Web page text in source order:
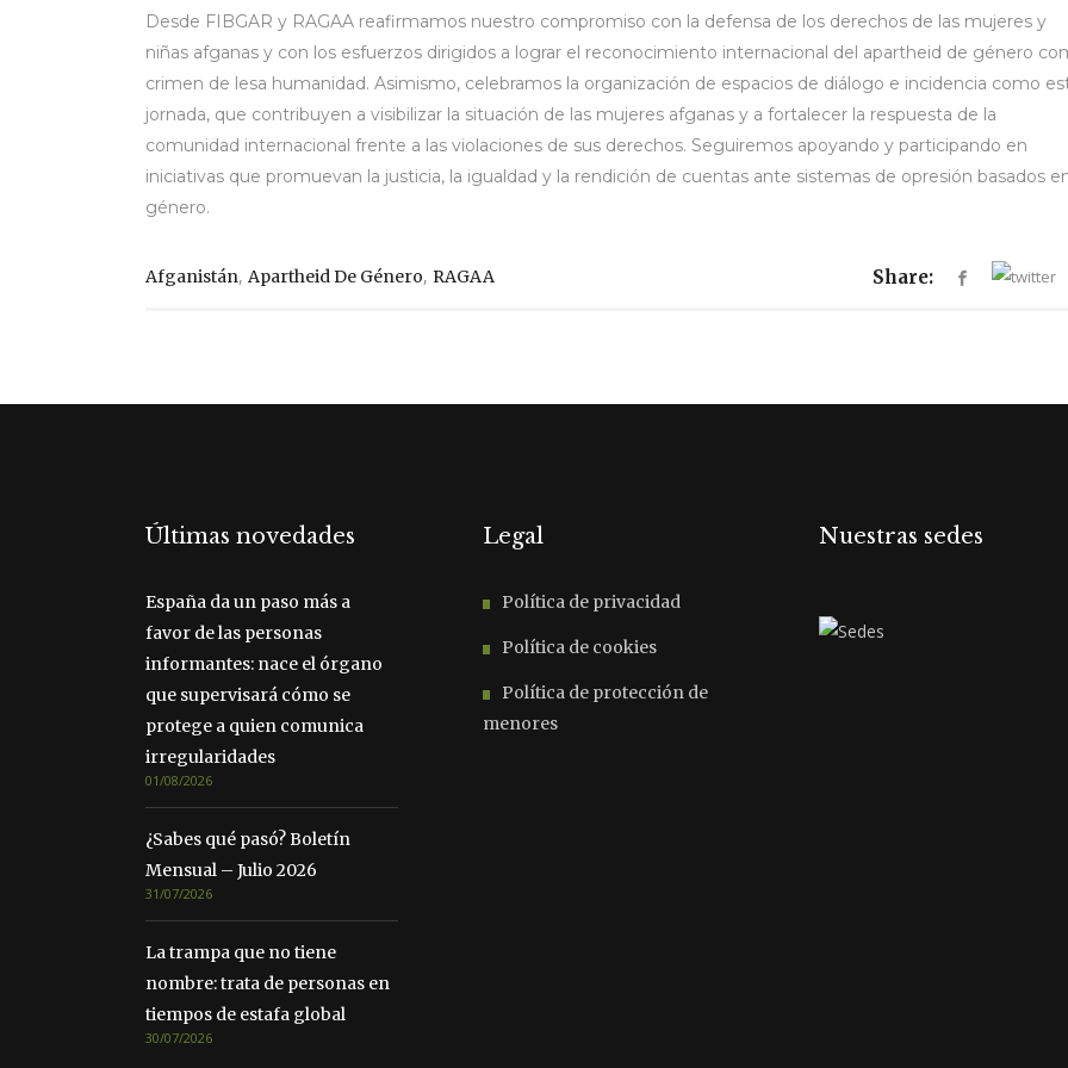
Desde FIBGAR y RAGAA reafirmamos nuestro compromiso con la defensa de los derechos de las mujeres y
niñas afganas y con los esfuerzos dirigidos a lograr el reconocimiento internacional del apartheid de género
crimen de lesa humanidad. Asimismo, celebramos la organización de espacios de diálogo e incidencia como
jornada, que contribuyen a visibilizar la situación de las mujeres afganas y a fortalecer la respuesta de la
comunidad internacional frente a las violaciones de sus derechos. Seguiremos apoyando y participando en
iniciativas que promuevan la justicia, la igualdad y la rendición de cuentas ante sistemas de opresión basados
género.
Afganistán, Apartheid De Género, RAGAA Share:
Últimas novedades
España da un paso más a
favor de las personas
informantes: nace el órgano
que supervisará cómo se
protege a quien comunica
irregularidades
01/08/2026
¿Sabes qué pasó? Boletín
Mensual – Julio 2026
31/07/2026
La trampa que no tiene
nombre: trata de personas en
tiempos de estafa global
30/07/2026
Legal
Política de privacidad
Política de cookies
Política de protección de
menores
Nuestras sedes